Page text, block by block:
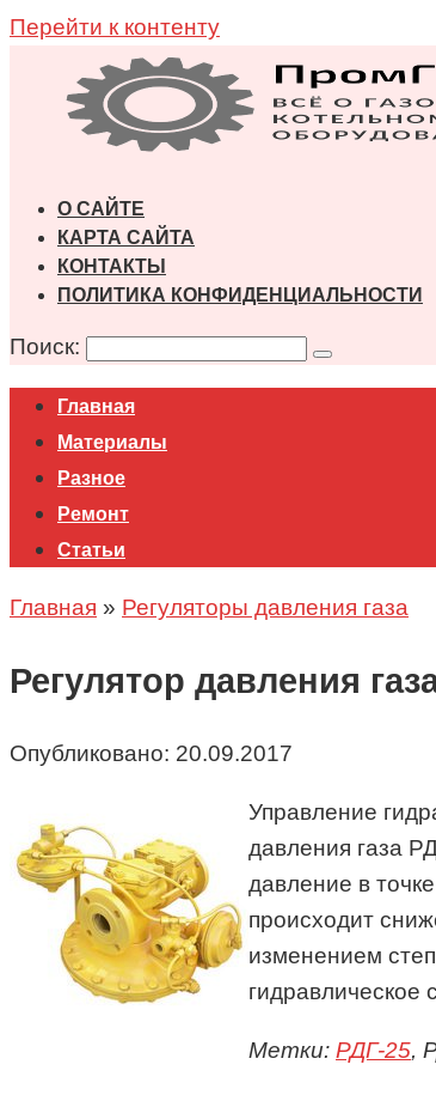
Перейти к контенту
О САЙТЕ
КАРТА САЙТА
КОНТАКТЫ
ПОЛИТИКА КОНФИДЕНЦИАЛЬНОСТИ
Поиск:
Главная
Материалы
Разное
Ремонт
Статьи
Главная » Регуляторы давления газа
Регулятор давления
Опубликовано: 20.09.2017
Управление
давления газа
давление в
происходит
изменением
гидравлическое
Метки: РДГ-25,